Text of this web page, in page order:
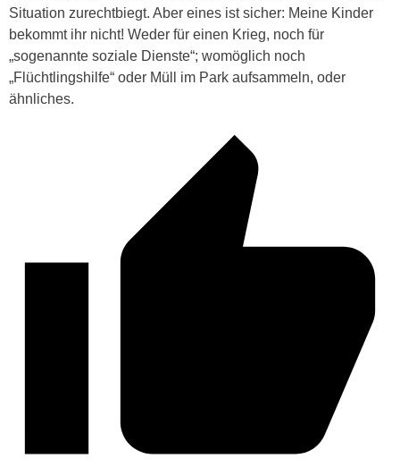
Situation zurechtbiegt. Aber eines ist sicher: Meine Kinder
bekommt ihr nicht! Weder für einen Krieg, noch für
„sogenannte soziale Dienste“; womöglich noch
„Flüchtlingshilfe“ oder Müll im Park aufsammeln, oder
ähnliches.